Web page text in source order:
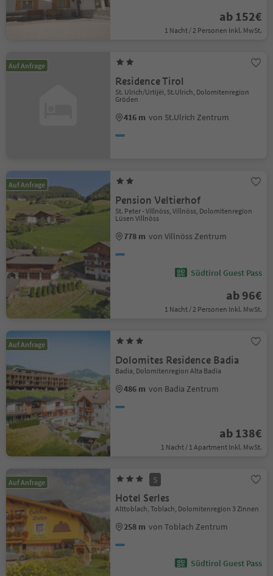
ab 152€
1 Nacht / 2 Personen Inkl. MwSt.
Auf Anfrage
Residence Tirol
St. Ulrich/Urtijëi, St.Ulrich, Dolomitenregion
Gröden
416 m von St.Ulrich Zentrum
Auf Anfrage
Pension Veltierhof
St. Peter - Villnöss, Villnöss, Dolomitenregion
Lüsen Villnöss
778 m von Villnöss Zentrum
Südtirol Guest Pass
ab 96€
1 Nacht / 2 Personen Inkl. MwSt.
Auf Anfrage
Dolomites Residence Badia
Badia, Dolomitenregion Alta Badia
486 m von Badia Zentrum
ab 138€
1 Nacht / 1 Apartment Inkl. MwSt.
Auf Anfrage S
Hotel Serles
Alttoblach, Toblach, Dolomitenregion 3 Zinnen
258 m von Toblach Zentrum
Südtirol Guest Pass